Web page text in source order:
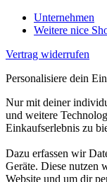
Unternehmen
Weitere nice
Vertrag widerrufen
Personalisiere dein
Nur mit deiner
und weitere
Einkaufserlebnis zu
Dazu erfassen wir
Geräte. Diese nutzen
Website und um dir